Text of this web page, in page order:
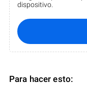
dispositivo.
Para hacer esto: